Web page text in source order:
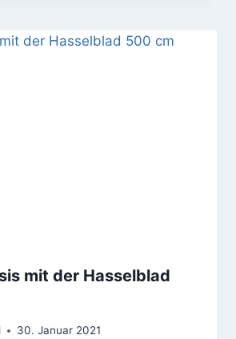
mit der Hasselblad
30. Januar 2021